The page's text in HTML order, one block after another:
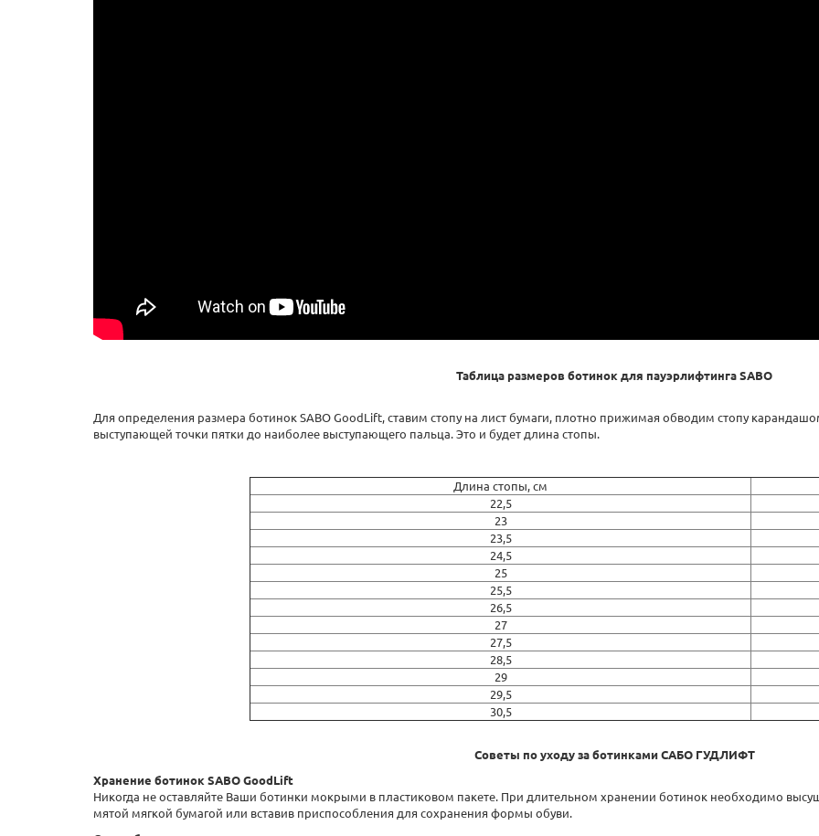
Таблица размеров ботинок для пауэрлифтинга SABO
Для определения размера ботинок SABO GoodLift, ставим стопу на лист бумаги, плотно прижимая обводим стопу
выступающей точки пятки до наиболее выступающего пальца. Это и будет длина стопы.
Длина стопы, см
22,5
23
23,5
24,5
25
25,5
26,5
27
27,5
28,5
29
29,5
30,5
Советы по уходу за ботинками САБО ГУДЛИФТ
Хранение ботинок SABO GoodLift
Никогда не оставляйте Ваши ботинки мокрыми в пластиковом пакете. При длительном хранении ботинок необходимо
мятой мягкой бумагой или вставив приспособления для сохранения формы обуви.